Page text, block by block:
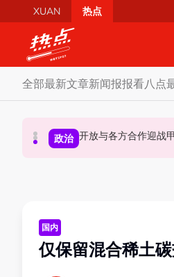
Skip to main content
XUAN 热点
全部最新文章新闻报报看八点
社会
政治
财经
国内
仅保留混合稀土